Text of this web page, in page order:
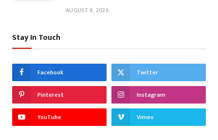
AUGUST 8, 2026
Stay In Touch
Facebook Twitter
Pinterest Instagram
YouTube Vimeo